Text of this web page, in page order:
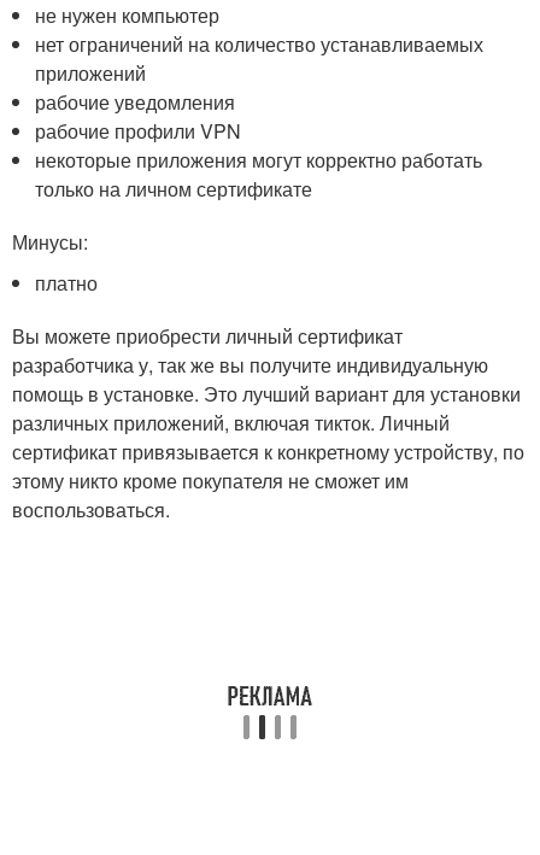
не нужен компьютер
нет ограничений на количество устанавливаемых
приложений
рабочие уведомления
рабочие профили VPN
некоторые приложения могут корректно работать
только на личном сертификате
Минусы:
платно
Вы можете приобрести личный сертификат
разработчика у, так же вы получите индивидуальную
помощь в установке. Это лучший вариант для установки
различных приложений, включая тикток. Личный
сертификат привязывается к конкретному устройству, по
этому никто кроме покупателя не сможет им
воспользоваться.